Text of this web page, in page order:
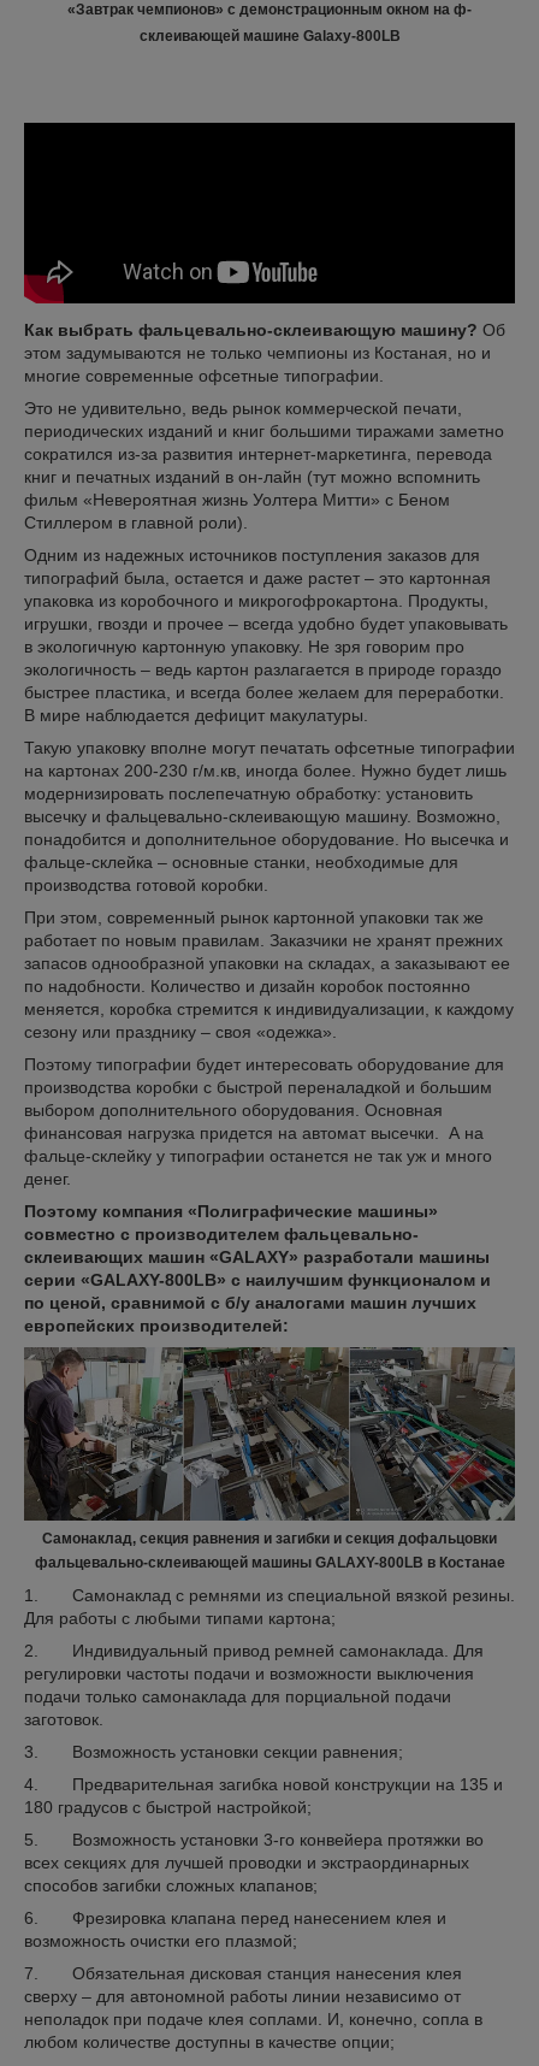
«Завтрак чемпионов» с демонстрационным окном на ф-
склеивающей машине Galaxy-800LB
Как выбрать фальцевально-склеивающую машину? Об
этом задумываются не только чемпионы из Костаная, но и
многие современные офсетные типографии.
Это не удивительно, ведь рынок коммерческой печати,
периодических изданий и книг большими тиражами заметно
сократился из-за развития интернет-маркетинга, перевода
книг и печатных изданий в он-лайн (тут можно вспомнить
фильм «Невероятная жизнь Уолтера Митти» с Беном
Стиллером в главной роли).
Одним из надежных источников поступления заказов для
типографий была, остается и даже растет – это картонная
упаковка из коробочного и микрогофрокартона. Продукты,
игрушки, гвозди и прочее – всегда удобно будет упаковывать
в экологичную картонную упаковку. Не зря говорим про
экологичность – ведь картон разлагается в природе гораздо
быстрее пластика, и всегда более желаем для переработки.
В мире наблюдается дефицит макулатуры.
Такую упаковку вполне могут печатать офсетные типографии
на картонах 200-230 г/м.кв, иногда более. Нужно будет лишь
модернизировать послепечатную обработку: установить
высечку и фальцевально-склеивающую машину. Возможно,
понадобится и дополнительное оборудование. Но высечка и
фальце-склейка – основные станки, необходимые для
производства готовой коробки.
При этом, современный рынок картонной упаковки так же
работает по новым правилам. Заказчики не хранят прежних
запасов однообразной упаковки на складах, а заказывают ее
по надобности. Количество и дизайн коробок постоянно
меняется, коробка стремится к индивидуализации, к каждому
сезону или празднику – своя «одежка».
Поэтому типографии будет интересовать оборудование для
производства коробки с быстрой переналадкой и большим
выбором дополнительного оборудования. Основная
финансовая нагрузка придется на автомат высечки. А на
фальце-склейку у типографии останется не так уж и много
денег.
Поэтому компания «Полиграфические машины»
совместно с производителем фальцевально-
склеивающих машин «GALAXY» разработали машины
серии «GALAXY-800LB» с наилучшим функционалом и
по ценой, сравнимой с б/у аналогами машин лучших
европейских производителей:
Самонаклад, секция равнения и загибки и секция дофальцовки
фальцевально-склеивающей машины GALAXY-800LB в Костанае
1. Самонаклад с ремнями из специальной вязкой резины.
Для работы с любыми типами картона;
2. Индивидуальный привод ремней самонаклада. Для
регулировки частоты подачи и возможности выключения
подачи только самонаклада для порциальной подачи
заготовок.
3. Возможность установки секции равнения;
4. Предварительная загибка новой конструкции на 135 и
180 градусов с быстрой настройкой;
5. Возможность установки 3-го конвейера протяжки во
всех секциях для лучшей проводки и экстраординарных
способов загибки сложных клапанов;
6. Фрезировка клапана перед нанесением клея и
возможность очистки его плазмой;
7. Обязательная дисковая станция нанесения клея
сверху – для автономной работы линии независимо от
неполадок при подаче клея соплами. И, конечно, сопла в
любом количестве доступны в качестве опции;